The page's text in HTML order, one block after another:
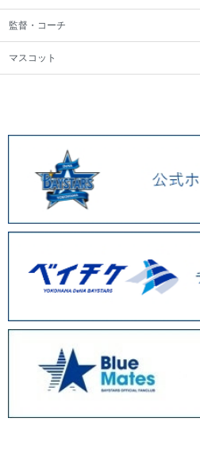
監督・コーチ
マスコット